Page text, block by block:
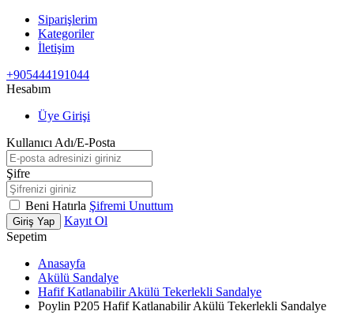
Siparişlerim
Kategoriler
İletişim
+905444191044
Hesabım
Üye Girişi
Kullanıcı Adı/E-Posta
Şifre
Beni Hatırla Şifremi Unuttum
Giriş Yap
Kayıt Ol
Sepetim
Anasayfa
Akülü Sandalye
Hafif Katlanabilir Akülü Tekerlekli Sandalye
Poylin P205 Hafif Katlanabilir Akülü Tekerlekli Sandalye